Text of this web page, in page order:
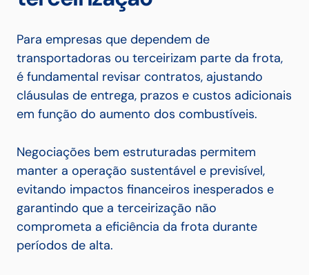
Para empresas que dependem de
transportadoras ou terceirizam parte da frota,
é fundamental revisar contratos, ajustando
cláusulas de entrega, prazos e custos adicionais
em função do aumento dos combustíveis.
Negociações bem estruturadas permitem
manter a operação sustentável e previsível,
evitando impactos financeiros inesperados e
garantindo que a terceirização não
comprometa a eficiência da frota durante
períodos de alta.